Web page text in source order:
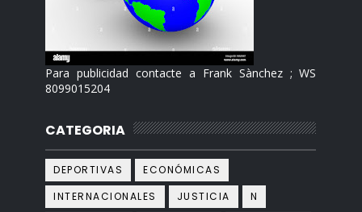
Para publicidad contacte a Frank Sànchez ; WS
8099015204
CATEGORIA
DEPORTIVAS
ECONÓMICAS
INTERNACIONALES
JUSTICIA
N